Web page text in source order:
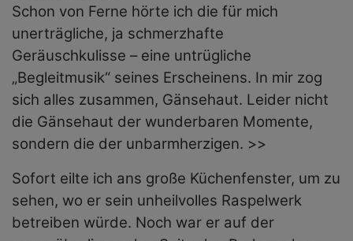
Schon von Ferne hörte ich die für mich
unerträgliche, ja schmerzhafte
Geräuschkulisse – eine untrügliche
„Begleitmusik“ seines Erscheinens. In mir zog
sich alles zusammen, Gänsehaut. Leider nicht
die Gänsehaut der wunderbaren Momente,
sondern die der unbarmherzigen. >>
Sofort eilte ich ans große Küchenfenster, um zu
sehen, wo er sein unheilvolles Raspelwerk
betreiben würde. Noch war er auf der